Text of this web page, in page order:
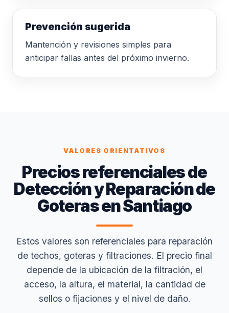
Prevención sugerida
Mantención y revisiones simples para
anticipar fallas antes del próximo invierno.
VALORES ORIENTATIVOS
Precios referenciales de
Detección y Reparación de
Goteras en Santiago
Estos valores son referenciales para reparación
de techos, goteras y filtraciones. El precio final
depende de la ubicación de la filtración, el
acceso, la altura, el material, la cantidad de
sellos o fijaciones y el nivel de daño.